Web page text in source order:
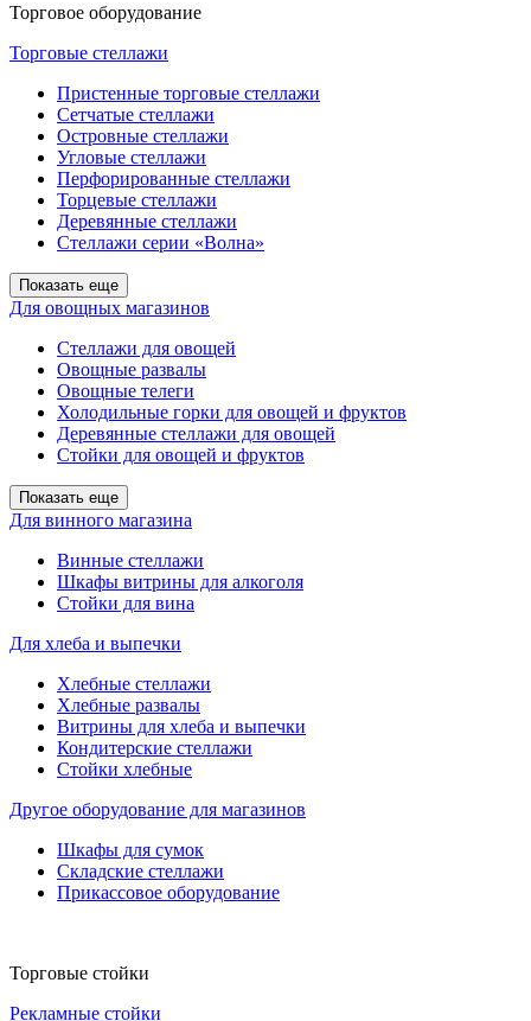
Торговое оборудование
Торговые стеллажи
Пристенные торговые стеллажи
Сетчатые стеллажи
Островные стеллажи
Угловые стеллажи
Перфорированные стеллажи
Торцевые стеллажи
Деревянные стеллажи
Стеллажи серии «Волна»
Показать еще
Для овощных магазинов
Стеллажи для овощей
Овощные развалы
Овощные телеги
Холодильные горки для овощей и фруктов
Деревянные стеллажи для овощей
Стойки для овощей и фруктов
Показать еще
Для винного магазина
Винные стеллажи
Шкафы витрины для алкоголя
Стойки для вина
Для хлеба и выпечки
Хлебные стеллажи
Хлебные развалы
Витрины для хлеба и выпечки
Кондитерские стеллажи
Стойки хлебные
Другое оборудование для магазинов
Шкафы для сумок
Складские стеллажи
Прикассовое оборудование
Торговые стойки
Рекламные стойки